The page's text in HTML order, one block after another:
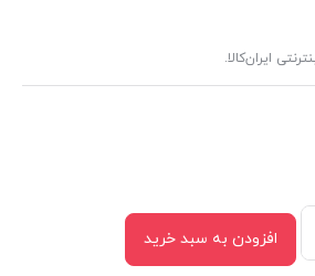
ایران‌کالا.
افزودن به سبد خرید